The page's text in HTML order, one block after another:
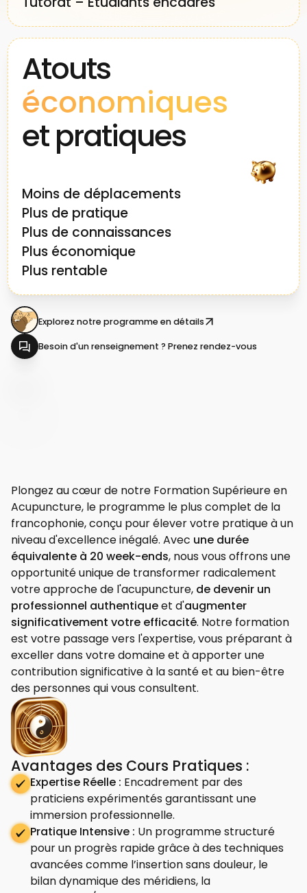
Atouts
économiques
et pratiques
Moins de déplacements
Plus de pratique
Plus de connaissances
Plus économique
Plus rentable
Explorez notre programme en détails
Besoin d'un renseignement ? Prenez rendez-vous
Plongez au cœur de notre Formation Supérieure en
Acupuncture, le programme le plus complet de la
francophonie, conçu pour élever votre pratique à un
niveau d'excellence inégalé. Avec une durée
équivalente à 20 week-ends, nous vous offrons une
opportunité unique de transformer radicalement
votre approche de l'acupuncture, de devenir un
professionnel authentiqueet d'augmenter
significativement votre efficacité. Notre formation
est votre passage vers l'expertise, vous préparant à
exceller dans votre domaine et à apporter une
contribution significative à la santé et au bien-être
des personnes qui vous consultent.
Avantages des Cours Pratiques :
Expertise Réelle : Encadrement par des
praticiens expérimentés garantissant une
immersion professionnelle.
Pratique Intensive : Un programme structuré
pour un progrès rapide grâce à des techniques
avancées comme l’insertion sans douleur, le
bilan dynamique des méridiens, la